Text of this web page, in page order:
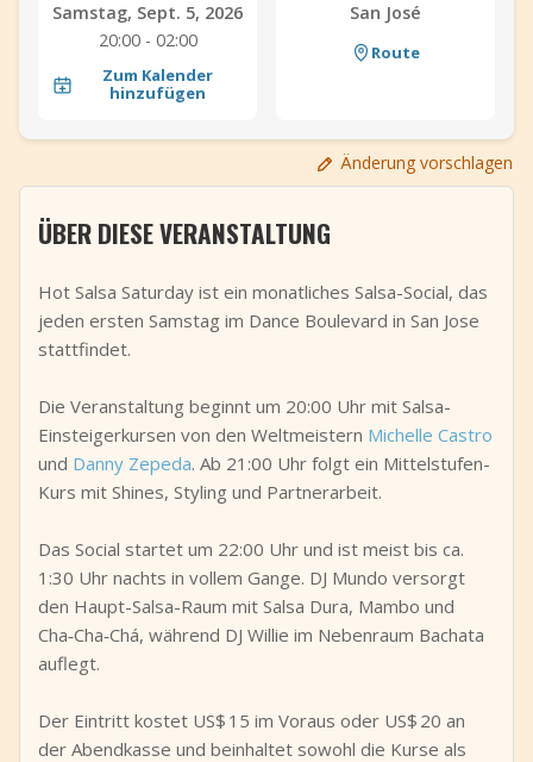
Salsa-Begriffe
Event hinzufügen
Samstag, Sept. 5, 2026
20:00 - 02:00
Zum Kalender
hinzufügen
San José
Route
Änderung vorschlagen
ÜBER DIESE VERANSTALTUNG
Hot Salsa Saturday ist ein monatliches Salsa-Social, das
jeden ersten Samstag im Dance Boulevard in San Jose
stattfindet.
Die Veranstaltung beginnt um 20:00 Uhr mit Salsa-
Einsteigerkursen von den Weltmeistern Michelle Castro
und Danny Zepeda. Ab 21:00 Uhr folgt ein Mittelstufen-
Kurs mit Shines, Styling und Partnerarbeit.
Das Social startet um 22:00 Uhr und ist meist bis ca.
1:30 Uhr nachts in vollem Gange. DJ Mundo versorgt
den Haupt-Salsa-Raum mit Salsa Dura, Mambo und
Cha‑Cha‑Chá, während DJ Willie im Nebenraum Bachata
auflegt.
Der Eintritt kostet US$ 15 im Voraus oder US$ 20 an
der Abendkasse und beinhaltet sowohl die Kurse als